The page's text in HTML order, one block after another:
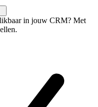
in jouw CRM? Met